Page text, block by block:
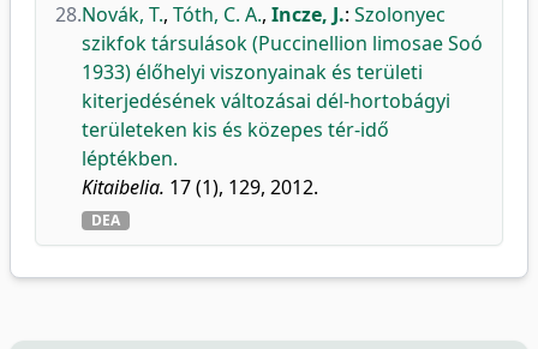
28.Novák, T., Tóth, C. A., Incze, J.: Szolonyec
szikfok társulások (Puccinellion limosae Soó
1933) élőhelyi viszonyainak és területi
kiterjedésének változásai dél-hortobágyi
területeken kis és közepes tér-idő
léptékben.
Kitaibelia. 17 (1), 129, 2012.
DEA